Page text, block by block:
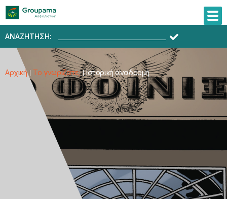
ΑΝΑΖΗΤΗΣΗ:
Αρχική Το γνωρίζατε; Ιστορική αναδρομή